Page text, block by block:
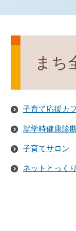
まち
子育て応援カ
就学時健康診
子育てサロン
ネットとっく